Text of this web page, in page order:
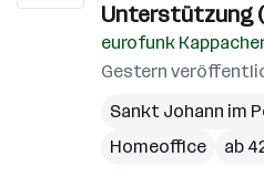
Unterstützung
eurofunk
Gestern
Sankt Johann im
Homeoffice
ab